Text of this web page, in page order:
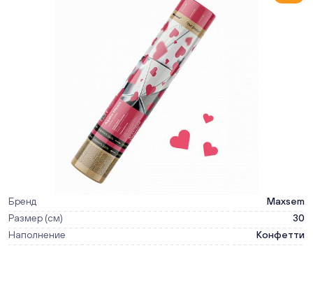
Бренд
Maxsem
Размер (см)
30
Наполнение
Конфетти